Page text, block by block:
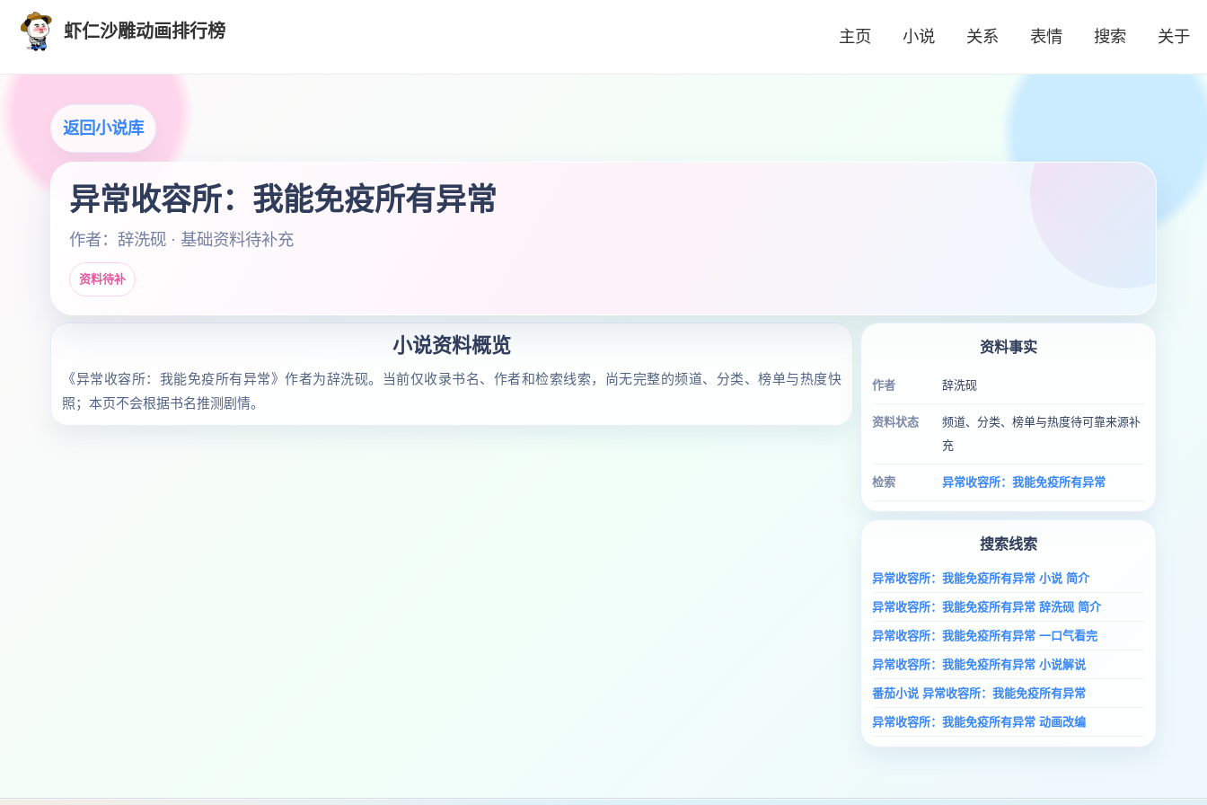
虾仁沙雕动画排行榜 主页 小说 关系 表情 搜索 关于
返回小说库
异常收容所：我能免疫所有异常
作者：辞洗砚 · 基础资料待补充
资料待补
小说资料概览
《异常收容所：我能免疫所有异常》作者为辞洗砚。当前仅收录书名、作者和检索线索，尚无完整的频道、分类、榜单与热度快
照；本页不会根据书名推测剧情。
资料事实
作者 辞洗砚
资料状态
频道、分类、榜单与热度待可靠来源补
充
检索 异常收容所：我能免疫所有异常
搜索线索
异常收容所：我能免疫所有异常 小说 简介
异常收容所：我能免疫所有异常 辞洗砚 简介
异常收容所：我能免疫所有异常 一口气看完
异常收容所：我能免疫所有异常 小说解说
番茄小说 异常收容所：我能免疫所有异常
异常收容所：我能免疫所有异常 动画改编